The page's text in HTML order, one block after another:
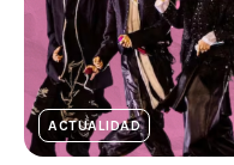
ACTUALIDAD